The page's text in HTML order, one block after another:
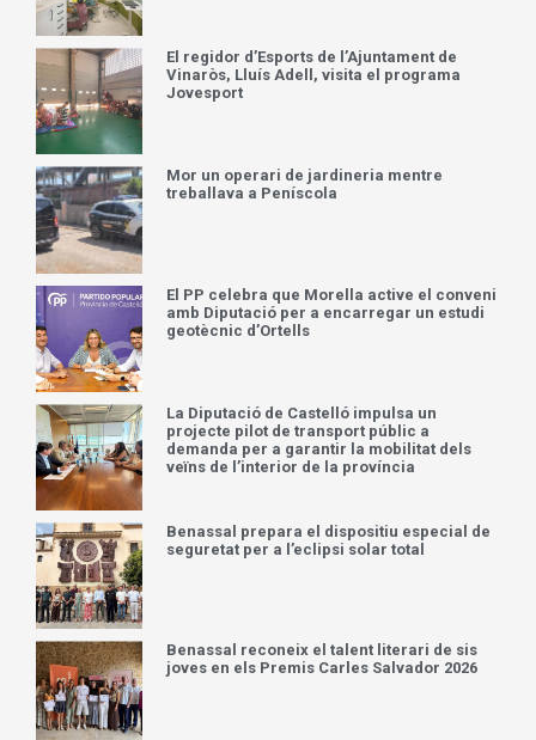
El regidor d’Esports de l’Ajuntament de
Vinaròs, Lluís Adell, visita el programa
Jovesport
Mor un operari de jardineria mentre
treballava a Peníscola
El PP celebra que Morella active el conveni
amb Diputació per a encarregar un estudi
geotècnic d’Ortells
La Diputació de Castelló impulsa un
projecte pilot de transport públic a
demanda per a garantir la mobilitat dels
veïns de l’interior de la província
Benassal prepara el dispositiu especial de
seguretat per a l’eclipsi solar total
Benassal reconeix el talent literari de sis
joves en els Premis Carles Salvador 2026